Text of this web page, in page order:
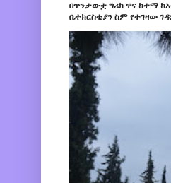
በጥንታውቷ ግሪክ ዋና ከተማ
ቤተክርስቲያን ስም የተገዛው